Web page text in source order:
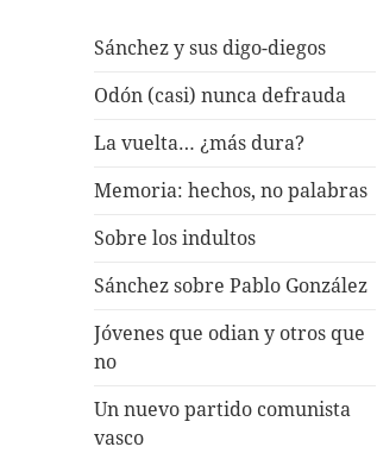
Sánchez y sus digo-diegos
Odón (casi) nunca defrauda
La vuelta… ¿más dura?
Memoria: hechos, no palabras
Sobre los indultos
Sánchez sobre Pablo González
Jóvenes que odian y otros que
no
Un nuevo partido comunista
vasco